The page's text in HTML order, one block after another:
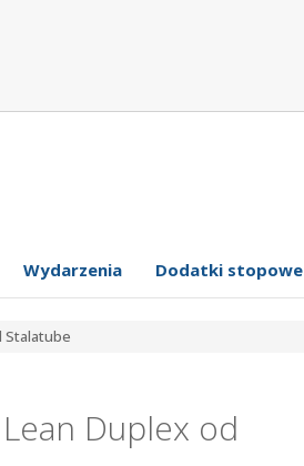
Wydarzenia Dodatki stopowe
Stalatube
Duplex od